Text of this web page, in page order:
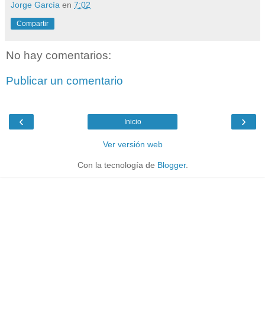
Jorge García en 7:02
Compartir
No hay comentarios:
Publicar un comentario
‹ ›
Inicio
Ver versión web
Con la tecnología de Blogger.